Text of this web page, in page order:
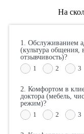
На
1. Обслуживанием
(культура общения,
отзывчивость)?
1
2 3
2. Комфортом в
доктора (мебель,
режим)?
1
2 3